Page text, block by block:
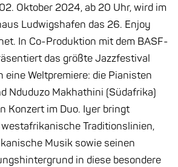
Oktober 2024, ab 20 Uhr, wird im
Ludwigshafen das 26. Enjoy
In Co-Produktion mit dem BASF-
das größte Jazzfestival
eine Weltpremiere: die Pianisten
Nduduzo Makhathini (Südafrika)
Konzert im Duo. Iyer bringt
Traditionslinien,
Musik sowie seinen
in diese besondere